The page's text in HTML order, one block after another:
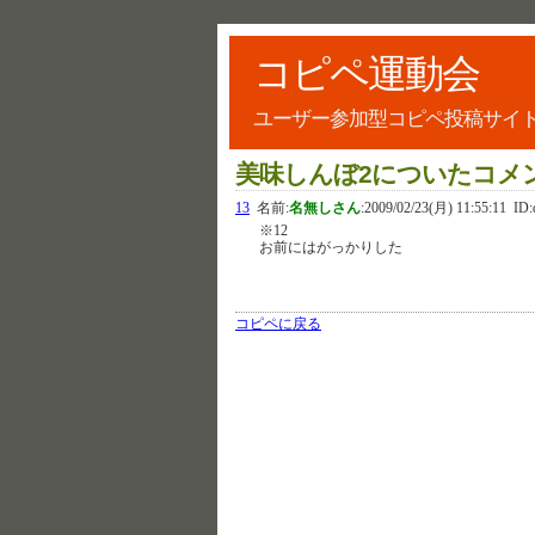
コピペ運動会
ユーザー参加型コピペ投稿サイト
美味しんぼ2についたコメ
13 名前:名無しさん:2009/02/23(月) 11:55:11
※12
お前にはがっかりした
コピペに戻る